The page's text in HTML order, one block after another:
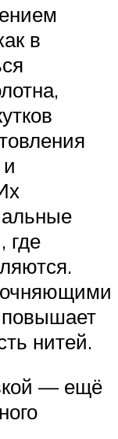
в
где
повышает
нитей.
— ещё